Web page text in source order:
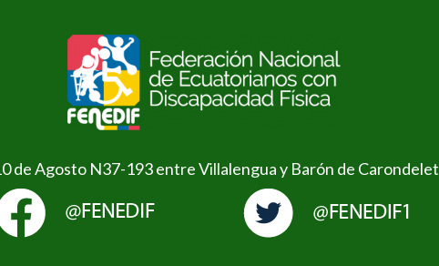
de Agosto N37-193 entre Villalengua y Barón de Carondelet